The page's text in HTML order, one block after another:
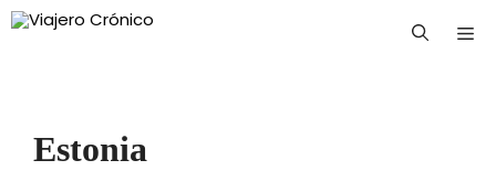
Saltar
Estonia